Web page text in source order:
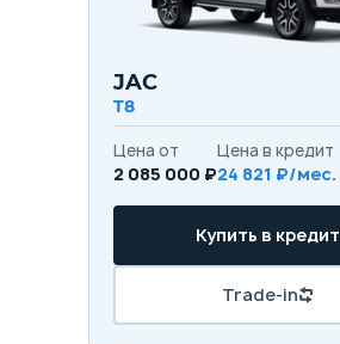
JAC
T8
Цена от
2 085 000 ₽
Цена в кредит
24 821 ₽/мес.
Купить в кредит
Trade-in